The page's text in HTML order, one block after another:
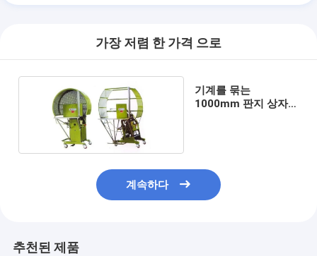
가장 저렴 한 가격 으로
기계를 묶는
1000mm 판지 상자
계속하다
추천된 제품